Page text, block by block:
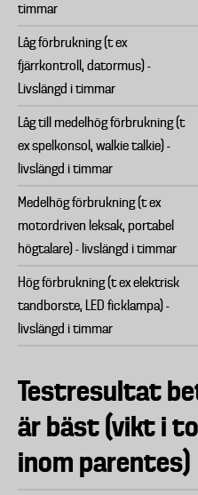
timmar
Låg förbrukning (t ex
fjärrkontroll, datormus) -
Livslängd i timmar
Låg till medelhög förbrukning (t
ex spelkonsol, walkie talkie) -
livslängd i timmar
Medelhög förbrukning (t ex
motordriven leksak, portabel
högtalare) - livslängd i timmar
Hög förbrukning (t ex elektrisk
tandborste, LED ficklampa) -
livslängd i timmar
Testresultat
är bäst (vikt i
inom parentes)